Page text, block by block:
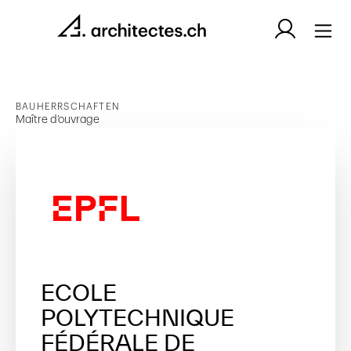
BAUHERRSCHAFTEN
Maître d’ouvrage
ECOLE
POLYTECHNIQUE
FÉDÉRALE DE